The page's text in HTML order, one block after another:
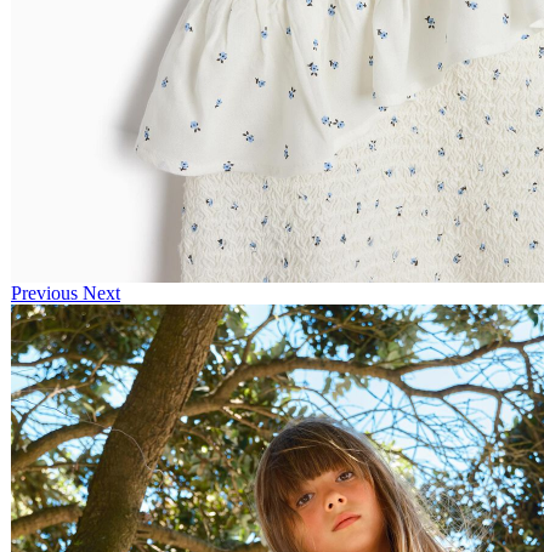
Previous Next